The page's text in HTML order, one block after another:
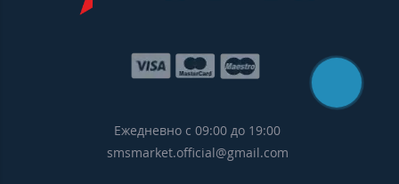
Ежедневно с 09:00 до 19:00
smsmarket.official@gmail.com